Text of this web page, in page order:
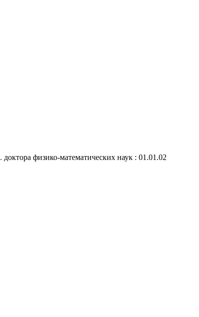
физико-математических наук : 01.01.02